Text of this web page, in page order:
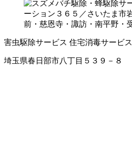
害虫駆除サービス 住宅消毒サービス
埼玉県春日部市八丁目５３９－８